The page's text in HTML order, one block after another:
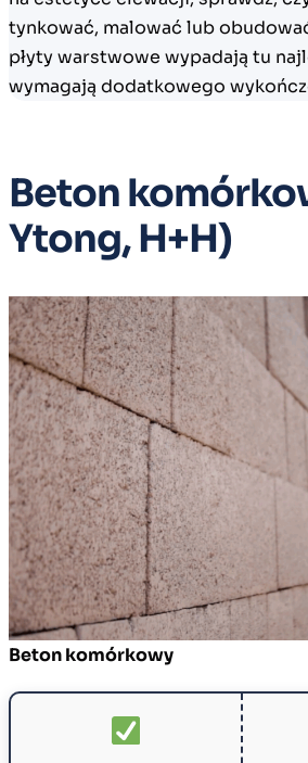
tynkować, malować lub
płyty warstwowe wypadają tu
wymagają dodatkowego
Beton
Ytong, H+H)
Beton komórkowy